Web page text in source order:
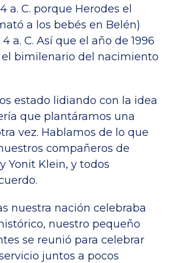
a. C. porque Herodes el
a los bebés en Belén)
a. C. Así que el año de 1996
bimilenario del nacimiento
estado lidiando con la idea
que plantáramos una
vez. Hablamos de lo que
compañeros de
Yonit Klein, y todos
nuestra nación celebraba
nuestro pequeño
se reunió para celebrar
juntos a pocos